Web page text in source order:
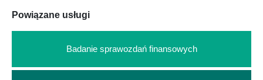
Powiązane usługi
Badanie sprawozdań finansowych